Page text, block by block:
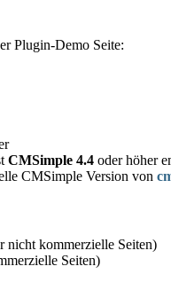
Plugin-Demo Seite:
CMSimple 4.4 oder höher
CMSimple Version von
nicht kommerzielle Seiten)
Seiten)